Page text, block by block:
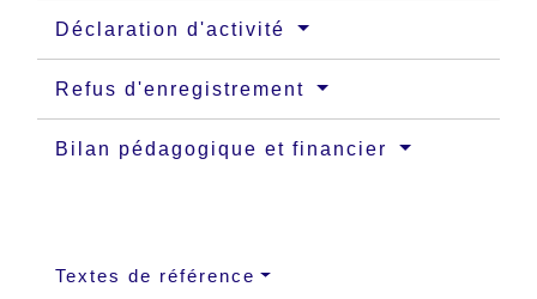
Déclaration d'activité
Refus d'enregistrement
Bilan pédagogique et financier
Textes de référence